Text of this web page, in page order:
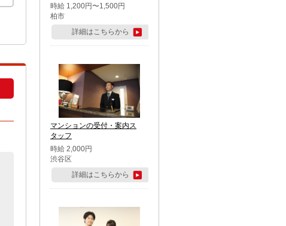
時給 1,200円〜1,500円
柏市
詳細はこちらから
マンションの受付・案内ス
タッフ
時給 2,000円
渋谷区
詳細はこちらから